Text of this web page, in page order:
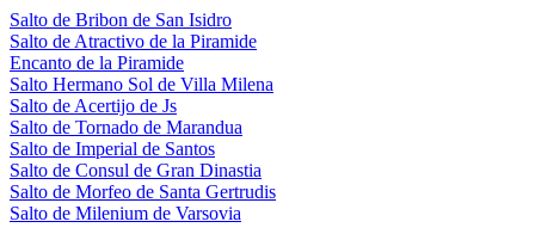
Salto de Bribon de San Isidro
Salto de Atractivo de la Piramide
Encanto de la Piramide
Salto Hermano Sol de Villa Milena
Salto de Acertijo de Js
Salto de Tornado de Marandua
Salto de Imperial de Santos
Salto de Consul de Gran Dinastia
Salto de Morfeo de Santa Gertrudis
Salto de Milenium de Varsovia